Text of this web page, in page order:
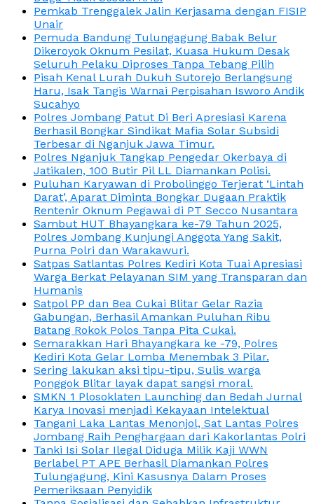
Pemkab Trenggalek Jalin Kerjasama dengan FISIP
Unair
Pemuda Bandung Tulungagung Babak Belur
Dikeroyok Oknum Pesilat, Kuasa Hukum Desak
Seluruh Pelaku Diproses Tanpa Tebang Pilih
Pisah Kenal Lurah Dukuh Sutorejo Berlangsung
Haru, Isak Tangis Warnai Perpisahan Isworo Andik
Sucahyo
Polres Jombang Patut Di Beri Apresiasi Karena
Berhasil Bongkar Sindikat Mafia Solar Subsidi
Terbesar di Nganjuk Jawa Timur.
Polres Nganjuk Tangkap Pengedar Okerbaya di
Jatikalen, 100 Butir Pil LL Diamankan Polisi.
Puluhan Karyawan di Probolinggo Terjerat ‘Lintah
Darat’, Aparat Diminta Bongkar Dugaan Praktik
Rentenir Oknum Pegawai di PT Secco Nusantara
Sambut HUT Bhayangkara ke-79 Tahun 2025,
Polres Jombang Kunjungi Anggota Yang Sakit,
Purna Polri dan Warakawuri.
Satpas Satlantas Polres Kediri Kota Tuai Apresiasi
Warga Berkat Pelayanan SIM yang Transparan dan
Humanis
Satpol PP dan Bea Cukai Blitar Gelar Razia
Gabungan, Berhasil Amankan Puluhan Ribu
Batang Rokok Polos Tanpa Pita Cukai.
Semarakkan Hari Bhayangkara ke -79, Polres
Kediri Kota Gelar Lomba Menembak 3 Pilar.
Sering lakukan aksi tipu-tipu, Sulis warga
Ponggok Blitar layak dapat sangsi moral.
SMKN 1 Plosoklaten Launching dan Bedah Jurnal
Karya Inovasi menjadi Kekayaan Intelektual
Tangani Laka Lantas Menonjol, Sat Lantas Polres
Jombang Raih Penghargaan dari Kakorlantas Polri
Tanki Isi Solar Ilegal Diduga Milik Kaji WWN
Berlabel PT APE Berhasil Diamankan Polres
Tulungagung, Kini Kasusnya Dalam Proses
Pemeriksaan Penyidik